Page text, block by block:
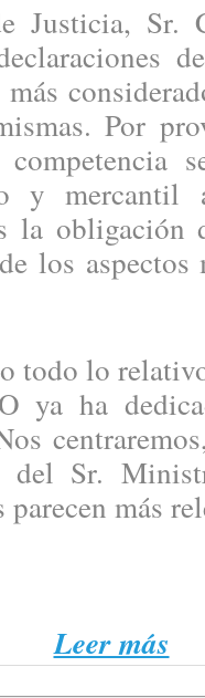
Sr.
Por
y mercantil
la
los aspectos
lo relativo
ya ha
del Sr.
más
Leer más